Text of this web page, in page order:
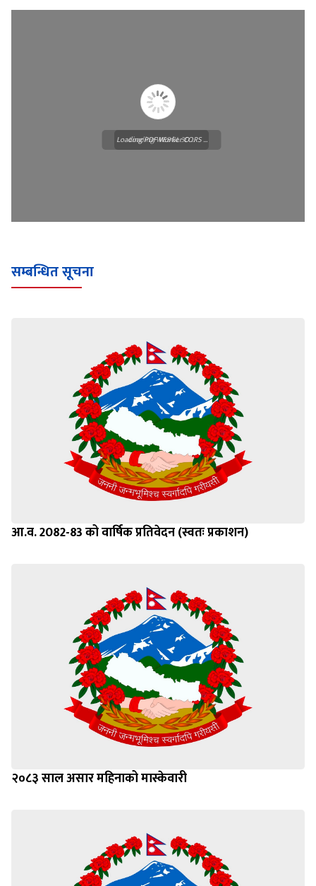
Loading WEBGL 3D ...
Loading PDF Worker CORS ...
सम्बन्धित सूचना
आ.व. 2082-83 को वार्षिक प्रतिवेदन (स्वतः प्रकाशन)
२०८३ साल असार महिनाको मास्केवारी